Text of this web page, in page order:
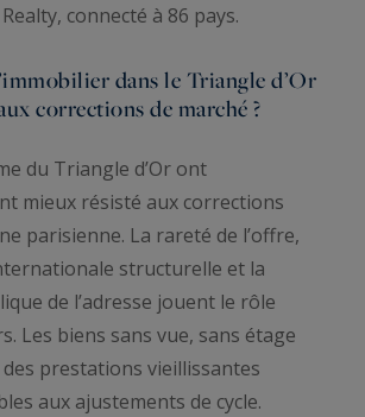
connecté à 86 pays.
dans le Triangle d’Or
corrections de marché ?
du Triangle d’Or ont
mieux résisté aux corrections
parisienne. La rareté de l’offre,
structurelle et la
de l’adresse jouent le rôle
Les biens sans vue, sans étage
des prestations vieillissantes
aux ajustements de cycle.